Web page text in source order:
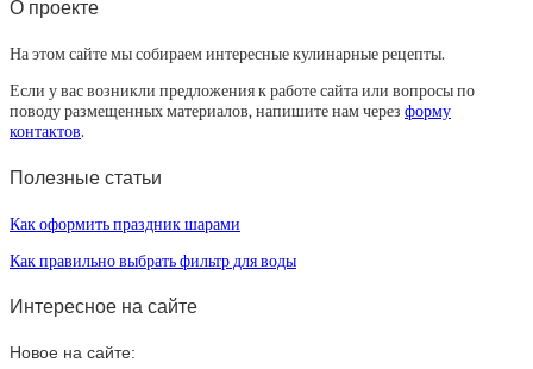
О проекте
На этом сайте мы собираем интересные кулинарные рецепты.
Если у вас возникли предложения к работе сайта или вопросы по
поводу размещенных материалов, напишите нам через форму
контактов.
Полезные статьи
Как оформить праздник шарами
Как правильно выбрать фильтр для воды
Интересное на сайте
Новое на сайте: